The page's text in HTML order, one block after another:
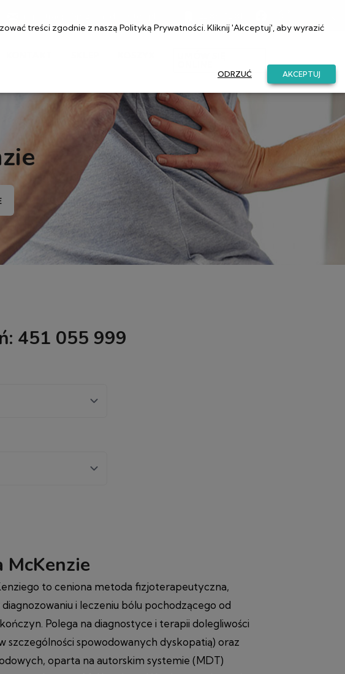
451 055 999
McKenzie
to ceniona metoda fizjoterapeutyczna,
i leczeniu bólu pochodzącego od
Polega na diagnostyce i terapii dolegliwości
szczególności spowodowanych dyskopatią) oraz
oparta na autorskim systemie (MDT)
treści zgodnie z naszą Polityką Prywatności. Kliknij 'Akceptuj', aby wyrazić
ODRZUĆ AKCEPTUJ